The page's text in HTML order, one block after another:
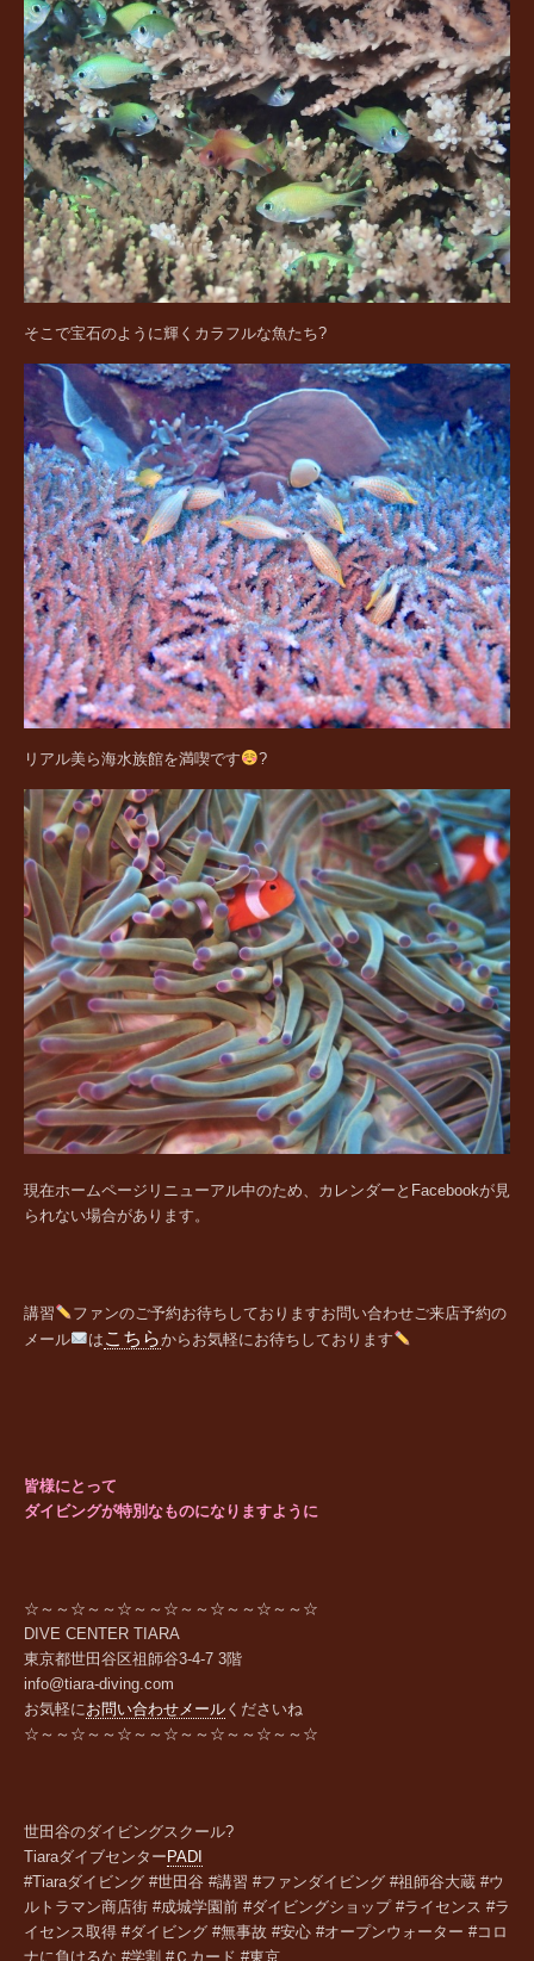
そこで宝石のように輝くカラフルな魚たち?
リアル美ら海水族館を満喫です ?
現在ホームページリニューアル中のため、カレンダーとFacebookが見
られない場合があります。
講習 ファンのご予約お待ちしておりますお問い合わせご来店予約の
メール
は こちらからお気軽にお待ちしております
皆様にとって
ダイビングが特別なものになりますように
☆～～☆～～☆～～☆～～☆～～☆～～☆
DIVE CENTER TIARA
東京都世田谷区祖師谷3-4-7 3階
info@tiara-diving.com
お気軽にお問い合わせメール くださいね
☆～～☆～～☆～～☆～～☆～～☆～～☆
世田谷のダイビングスクール?
Tiaraダイブセンター PADI
#Tiaraダイビング #世田谷 #講習 #ファンダイビング #祖師谷大蔵 #ウ
ルトラマン商店街 #成城学園前 #ダイビングショップ #ライセンス #ラ
イセンス取得 #ダイビング #無事故 #安心 #オープンウォーター #コロ
ナに負けるな #学割 #Ｃカード #東京